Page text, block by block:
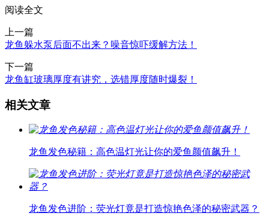
阅读全文
上一篇
龙鱼躲水泵后面不出来？噪音惊吓缓解方法！
下一篇
龙鱼缸玻璃厚度有讲究，选错厚度随时爆裂！
相关文章
龙鱼发色秘籍：高色温灯光让你的爱鱼颜值飙升！
龙鱼发色进阶：荧光灯竟是打造惊艳色泽的秘密武器？